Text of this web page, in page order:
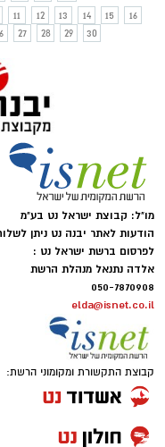
11 12 13 14 15
16
27 28 29 30
מו"ל: קבוצת ישראל נט בע"מ
הודעות לאתר יבנה נט ניתן
לפרסום ברשת ישראל נט :
אלדה נתנאל מנהלת הרשת
050-7870908
elda@isnet.co.il
קבוצת התקשורת ומקומוני הרשת: